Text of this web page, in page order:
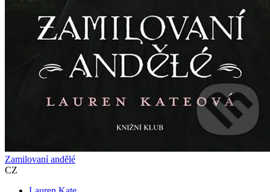
Zamilovaní andělé
CZ